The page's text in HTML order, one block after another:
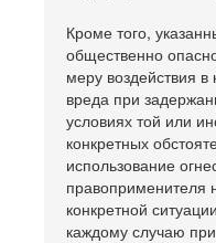
Кроме того,
общественно
меру воздействия
вреда при
условиях той или
конкретных
использование
правоприменителя
конкретной
каждому случаю